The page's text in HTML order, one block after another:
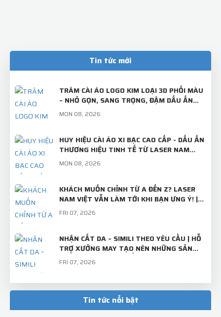
Tin tức mới
TRÂM CÀI ÁO LOGO KIM LOẠI 3D PHỐI MÀU
– NHỎ GỌN, SANG TRỌNG, ĐẬM DẤU ẤN
THƯƠNG HIỆU!
MON 08, 2026
HUY HIỆU CÀI ÁO XI BẠC CAO CẤP - DẤU ẤN
THƯƠNG HIỆU TINH TẾ TỪ LASER NAM
VIỆT
MON 08, 2026
KHÁCH MUỐN CHỈNH TỪ A ĐẾN Z? LASER
NAM VIỆT VẪN LÀM TỚI KHI BẠN ƯNG Ý! |
TRÂM CÀI ÁO THIẾT KẾ RIÊNG
FRI 07, 2026
NHẬN CẮT DA – SIMILI THEO YÊU CẦU | HỖ
TRỢ XƯỞNG MAY TẠO NÊN NHỮNG SẢN
PHẨM CHỈN CHU, CHUẨN ĐẸP
FRI 07, 2026
TẤM INOX BÌNH THƯỜNG – KHI QUA TAY
LASER NAM VIỆT SẼ TRỞ THÀNH "BỘ MẶT"
CHUYÊN NGHIỆP CỦA THƯƠNG HIỆU!
MON 07, 2026
Tin tức nổi bật